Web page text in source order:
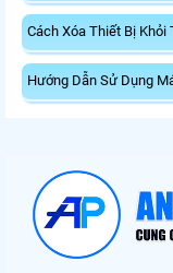
Cách Xóa Thiết Bị Khỏi
Hướng Dẫn Sử Dụng